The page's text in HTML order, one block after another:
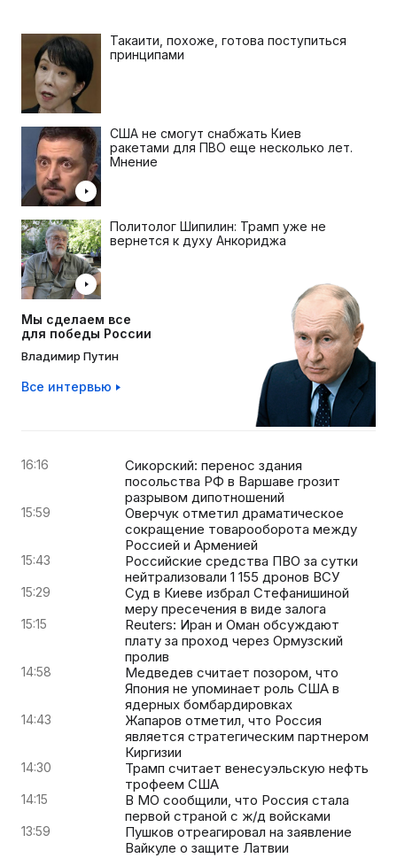
Такаити, похоже, готова поступиться
принципами
США не смогут снабжать Киев
ракетами для ПВО еще несколько лет.
Мнение
Политолог Шипилин: Трамп уже не
вернется к духу Анкориджа
Мы сделаем все
для победы России
Владимир Путин
Все интервью
16:16
Сикорский: перенос здания
посольства РФ в Варшаве грозит
разрывом дипотношений
15:59
Оверчук отметил драматическое
сокращение товарооборота между
Россией и Арменией
15:43
Российские средства ПВО за сутки
нейтрализовали 1 155 дронов ВСУ
15:29
Суд в Киеве избрал Стефанишиной
меру пресечения в виде залога
15:15
Reuters: Иран и Оман обсуждают
плату за проход через Ормузский
пролив
14:58
Медведев считает позором, что
Япония не упоминает роль США в
ядерных бомбардировках
14:43
Жапаров отметил, что Россия
является стратегическим партнером
Киргизии
14:30
Трамп считает венесуэльскую нефть
трофеем США
14:15
В МО сообщили, что Россия стала
первой страной с ж/д войсками
13:59
Пушков отреагировал на заявление
Вайкуле о защите Латвии